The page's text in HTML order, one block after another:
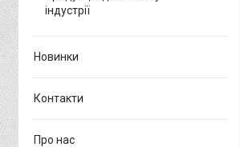
індустрії
Новинки
Контакти
Про нас